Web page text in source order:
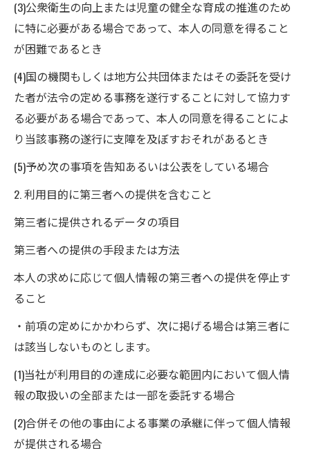
(3)公衆衛生の向上または児童の健全な育成の推進のため
に特に必要がある場合であって、本人の同意を得ること
が困難であるとき
(4)国の機関もしくは地方公共団体またはその委託を受け
た者が法令の定める事務を遂行することに対して協力す
る必要がある場合であって、本人の同意を得ることによ
り当該事務の遂行に支障を及ぼすおそれがあるとき
(5)予め次の事項を告知あるいは公表をしている場合
2. 利用目的に第三者への提供を含むこと
第三者に提供されるデータの項目
第三者への提供の手段または方法
本人の求めに応じて個人情報の第三者への提供を停止す
ること
・前項の定めにかかわらず、次に掲げる場合は第三者に
は該当しないものとします。
(1)当社が利用目的の達成に必要な範囲内において個人情
報の取扱いの全部または一部を委託する場合
(2)合併その他の事由による事業の承継に伴って個人情報
が提供される場合